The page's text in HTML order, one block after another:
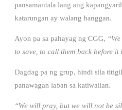
pansamantala lang ang
katarungan ay walang hanggan.
Ayon pa sa pahayag ng CGG,
to save, to call them back before it
Dagdag pa ng grup, hindi sila
panawagan laban sa katiwalian.
“We will pray, but we will not be